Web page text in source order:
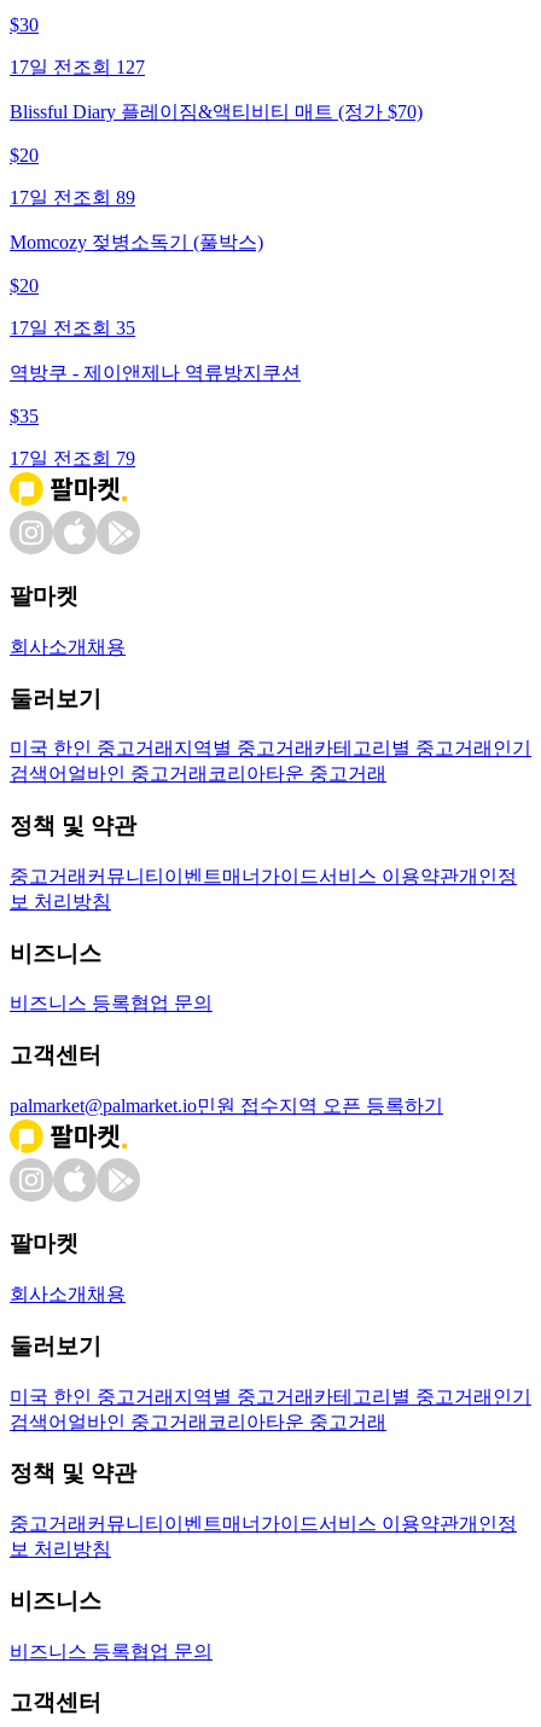
$30
17일 전 조회 127
Blissful Diary 플레이짐&액티비티 매트 (정가 $70)
$20
17일 전 조회 89
Momcozy 젖병소독기 (풀박스)
$20
17일 전 조회 35
역방쿠 - 제이앤제나 역류방지쿠션
$35
17일 전 조회 79
팔마켓
회사소개 채용
둘러보기
미국 한인 중고거래 지역별 중고거래 카테고리별 중고거래 인기
검색어 얼바인 중고거래 코리아타운 중고거래
정책 및 약관
중고거래 커뮤니티 이벤트매너가이드서비스 이용약관개인정
보 처리방침
비즈니스
비즈니스 등록협업 문의
고객센터
palmarket@palmarket.io민원 접수지역 오픈 등록하기
팔마켓
회사소개 채용
둘러보기
미국 한인 중고거래 지역별 중고거래 카테고리별 중고거래 인기
검색어 얼바인 중고거래 코리아타운 중고거래
정책 및 약관
중고거래 커뮤니티 이벤트매너가이드서비스 이용약관개인정
보 처리방침
비즈니스
비즈니스 등록협업 문의
고객센터